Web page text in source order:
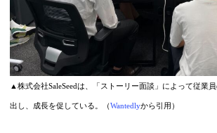
▲株式会社SaleSeedは、「ストーリー面談」によって従業
出し、成長を促している。（Wantedlyから引用）